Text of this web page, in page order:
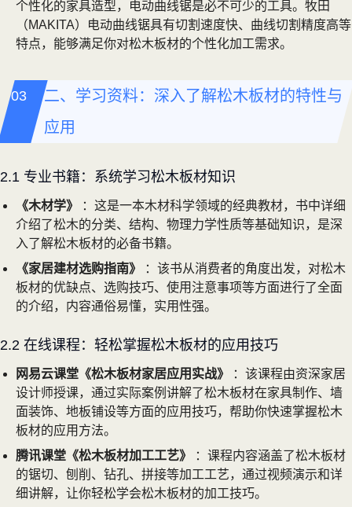
个性化的家具造型，电动曲线锯是必不可少的工具。牧田
（MAKITA）电动曲线锯具有切割速度快、曲线切割精度高等
特点，能够满足你对松木板材的个性化加工需求。
二、学习资料：深入了解松木板材的特性与
应用
2.1 专业书籍：系统学习松木板材知识
《木材学》
：这是一本木材科学领域的经典教材，书中详细
介绍了松木的分类、结构、物理力学性质等基础知识，是深
入了解松木板材的必备书籍。
《家居建材选购指南》
：该书从消费者的角度出发，对松木
板材的优缺点、选购技巧、使用注意事项等方面进行了全面
的介绍，内容通俗易懂，实用性强。
2.2 在线课程：轻松掌握松木板材的应用技巧
网易云课堂《松木板材家居应用实战》
：该课程由资深家居
设计师授课，通过实际案例讲解了松木板材在家具制作、墙
面装饰、地板铺设等方面的应用技巧，帮助你快速掌握松木
板材的应用方法。
腾讯课堂《松木板材加工工艺》
：课程内容涵盖了松木板材
的锯切、刨削、钻孔、拼接等加工工艺，通过视频演示和详
细讲解，让你轻松学会松木板材的加工技巧。